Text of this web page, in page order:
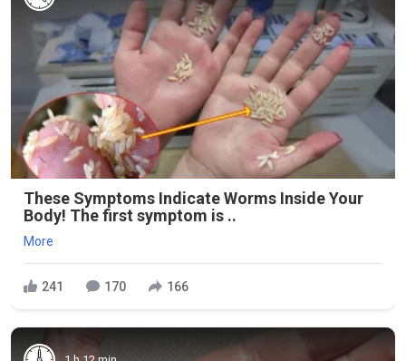
These Symptoms Indicate Worms Inside Your
Body! The first symptom is ..
More
241 170 166